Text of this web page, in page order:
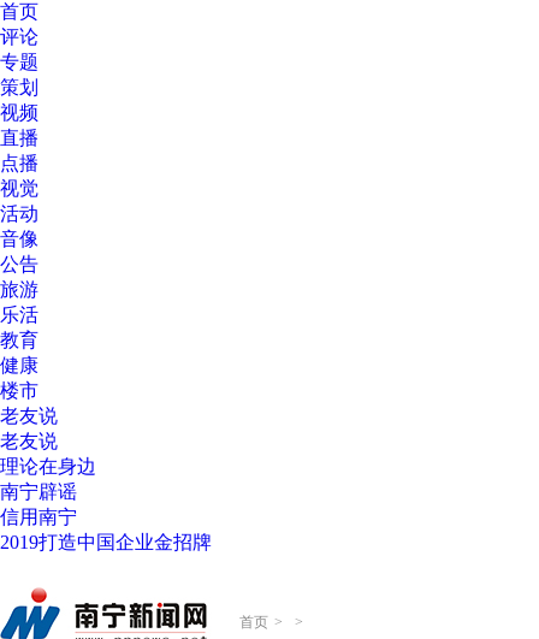
首页
评论
专题
策划
视频
直播
点播
视觉
活动
音像
公告
旅游
乐活
教育
健康
楼市
老友说
老友说
理论在身边
南宁辟谣
信用南宁
2019打造中国企业金招牌
首页 > >